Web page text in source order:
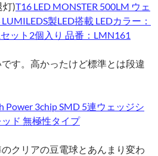
灯)T16 LED MONSTER 500LM ウェ
製LED搭載 LEDカラー：
ット2個入り 品番：LMN161
す。高かったけど標準とは段違
Power 3chip SMD 5連ウェッジシ
ド 無極性タイプ
クリアの豆電球とあんまり変わ